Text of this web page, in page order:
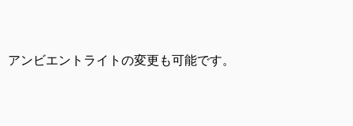
アンビエントライトの変更も可能です。